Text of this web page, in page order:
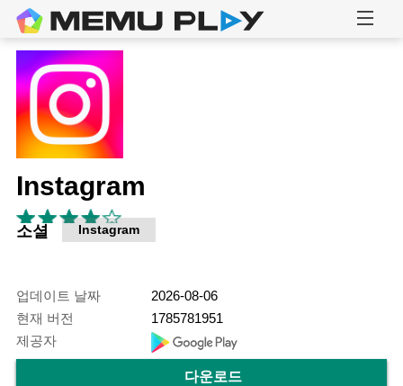
Instagram
소셜 Instagram
업데이트 날짜
2026-08-06
현재 버전
1785781951
제공자
다운로드